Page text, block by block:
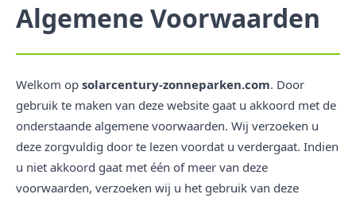
Algemene Voorwaarden
Welkom op solarcentury-zonneparken.com. Door
gebruik te maken van deze website gaat u akkoord met de
onderstaande algemene voorwaarden. Wij verzoeken u
deze zorgvuldig door te lezen voordat u verdergaat. Indien
u niet akkoord gaat met één of meer van deze
voorwaarden, verzoeken wij u het gebruik van deze